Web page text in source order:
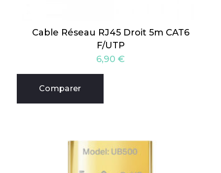
Cable Réseau RJ45 Droit 5m CAT6
F/UTP
6,90 €
Comparer